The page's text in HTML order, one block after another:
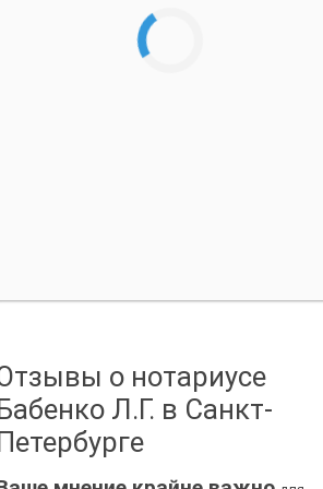
о нотариусе
Л.Г. в Санкт-